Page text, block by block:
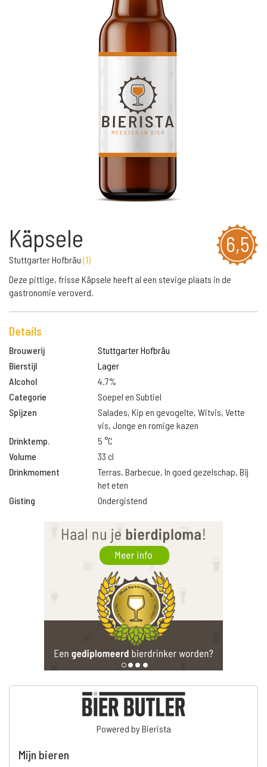
6,5
Käpsele
Stuttgarter Hofbräu(1)
Deze pittige, frisse Käpsele heeft al een stevige plaats in de
gastronomie veroverd.
Details
Brouwerij
Stuttgarter Hofbräu
Bierstijl
Lager
Alcohol
4.7%
Categorie
Soepel en Subtiel
Spijzen
Salades, Kip en gevogelte, Witvis, Vette
vis, Jonge en romige kazen
Drinktemp.
5 °C
Volume
33 cl
Drinkmoment
Terras, Barbecue, In goed gezelschap, Bij
het eten
Gisting
Ondergistend
Powered by Bierista
Mijn bieren